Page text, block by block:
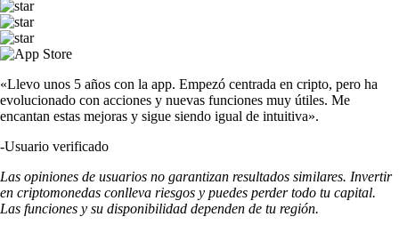
«Llevo unos 5 años con la app. Empezó centrada en cripto, pero ha
evolucionado con acciones y nuevas funciones muy útiles. Me
encantan estas mejoras y sigue siendo igual de intuitiva».
-Usuario verificado
Las opiniones de usuarios no garantizan resultados similares. Invertir
en criptomonedas conlleva riesgos y puedes perder todo tu capital.
Las funciones y su disponibilidad dependen de tu región.